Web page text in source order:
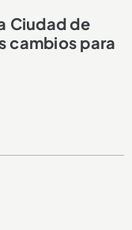
Ciudad de
cambios para